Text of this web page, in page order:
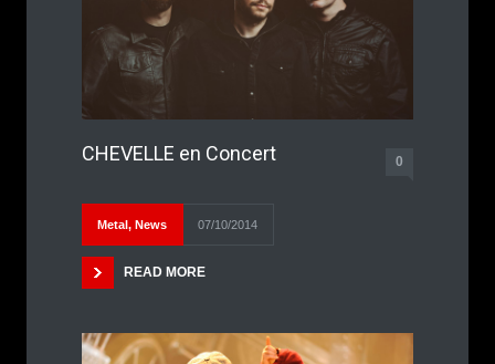
CHEVELLE en Concert 0
Metal, News 07/10/2014
READ MORE